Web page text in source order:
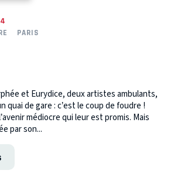
PARIS
et Eurydice, deux artistes ambulants,
quai de gare : c’est le coup de foudre !
médiocre qui leur est promis. Mais
par son...